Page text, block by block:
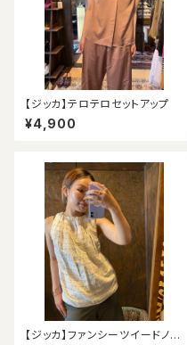
【ジッカ】テロテロセットアップ
¥4,900
【ジッカ】ファンシーツイードノー